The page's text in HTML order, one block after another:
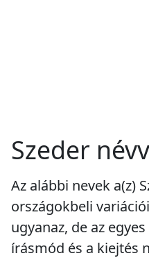
Szeder
Az alábbi nevek a(z)
országokbeli
ugyanaz, de az
írásmód és a kiejtés